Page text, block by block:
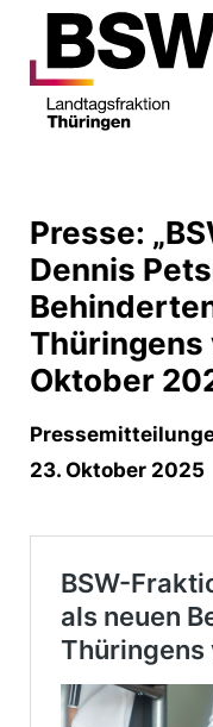
Presse:
Dennis
Thüringens
Oktober
23. Oktober 2025